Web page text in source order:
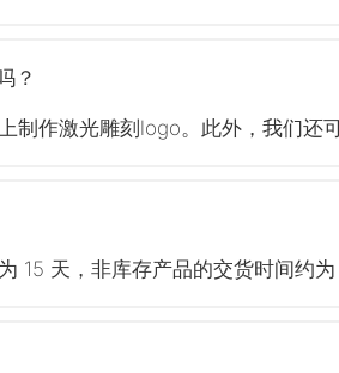
？
制作激光雕刻logo。此外，我们还
15 天，非库存产品的交货时间约为